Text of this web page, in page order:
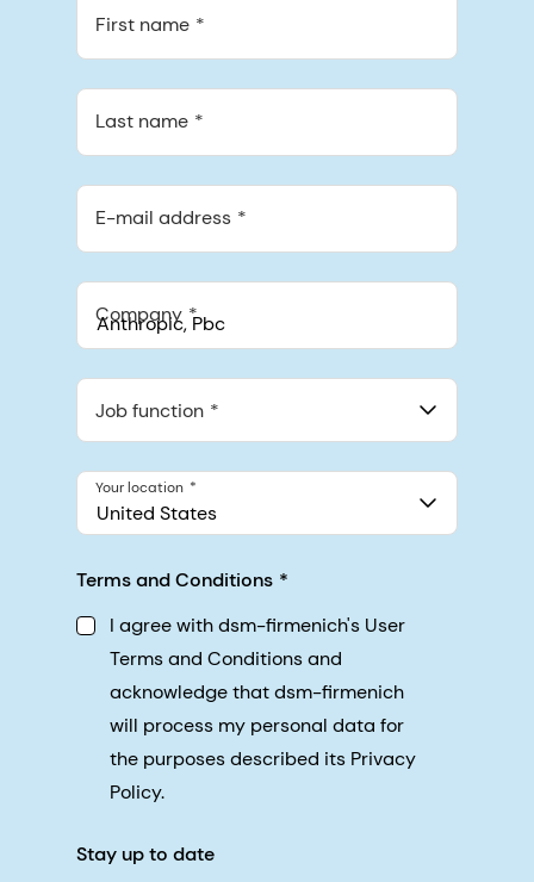
First name
Last name
E-mail address
Company
548 Market St Pmb 90375, San Francisco, California, US
Job function
United States
Your location
Terms and Conditions
I agree with dsm-firmenich's User
Terms and Conditions and
acknowledge that dsm-firmenich
will process my personal data for
the purposes described its Privacy
Policy.
Stay up to date